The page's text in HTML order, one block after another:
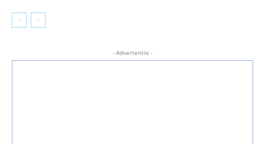
- Advertentie -